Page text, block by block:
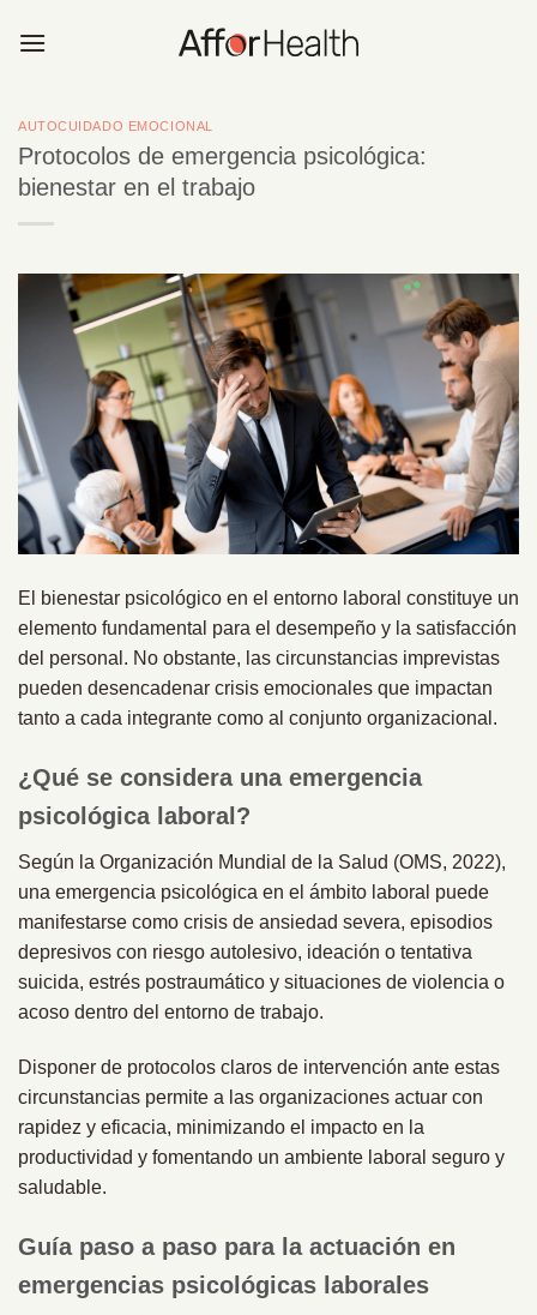
AUTOCUIDADO EMOCIONAL
Protocolos de emergencia psicológica:
bienestar en el trabajo
El bienestar psicológico en el entorno laboral constituye un
elemento fundamental para el desempeño y la satisfacción
del personal. No obstante, las circunstancias imprevistas
pueden desencadenar crisis emocionales que impactan
tanto a cada integrante como al conjunto organizacional.
¿Qué se considera una emergencia
psicológica laboral?
Según la Organización Mundial de la Salud (OMS, 2022),
una emergencia psicológica en el ámbito laboral puede
manifestarse como crisis de ansiedad severa, episodios
depresivos con riesgo autolesivo, ideación o tentativa
suicida, estrés postraumático y situaciones de violencia o
acoso dentro del entorno de trabajo.
Disponer de protocolos claros de intervención ante estas
circunstancias permite a las organizaciones actuar con
rapidez y eficacia, minimizando el impacto en la
productividad y fomentando un ambiente laboral seguro y
saludable.
Guía paso a paso para la actuación en
emergencias psicológicas laborales